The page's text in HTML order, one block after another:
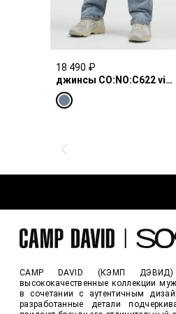
18 490 ₽
джинсы CO:NO:C622 vintage blue print
CAMP DAVID (КЭМП ДЭВИД)
высококачественные коллекции
в сочетании с аутентичным
разработанные детали